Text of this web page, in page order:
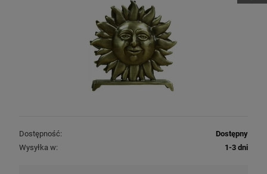
Dostępność:
Dostępny
Wysyłka w:
1-3 dni